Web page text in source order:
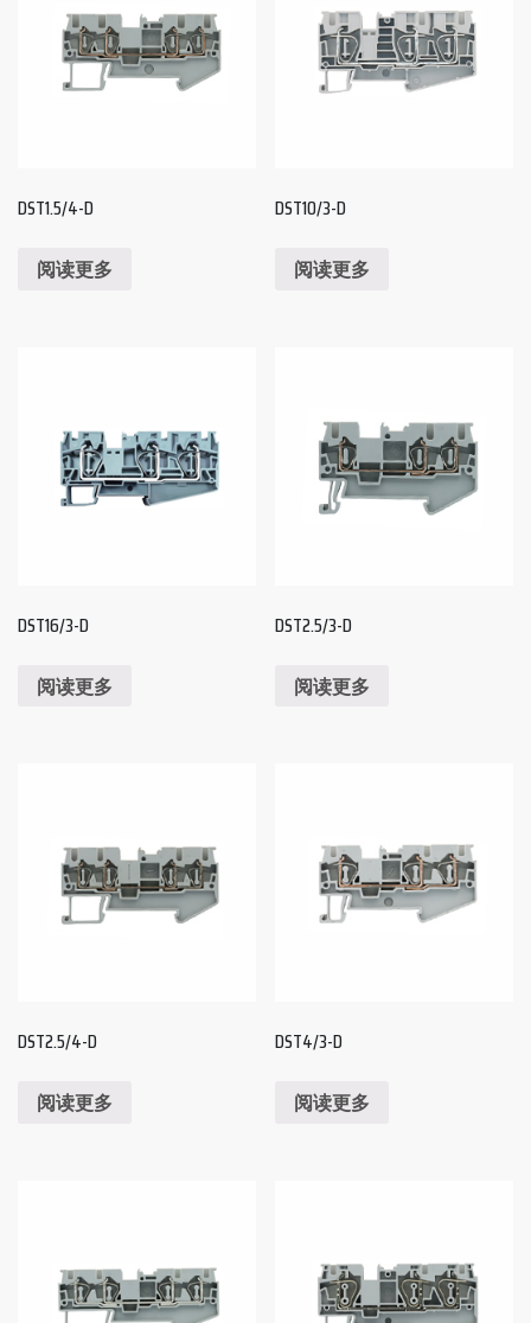
DST1.5/4-D
阅读更多
DST10/3-D
阅读更多
DST16/3-D
阅读更多
DST2.5/3-D
阅读更多
DST2.5/4-D
阅读更多
DST4/3-D
阅读更多